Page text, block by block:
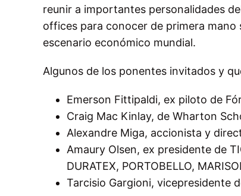
reunir a importantes personalidades
offices para conocer de primera mano
escenario económico mundial.
Algunos de los ponentes invitados y
Emerson Fittipaldi, ex piloto de
Craig Mac Kinlay, de Wharton
Alexandre Miga, accionista y
Amaury Olsen, ex presidente de
DURATEX, PORTOBELLO,
Tarcisio Gargioni, vicepresidente